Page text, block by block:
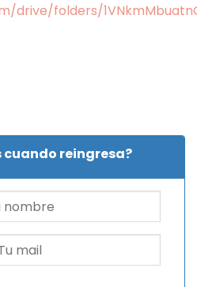
folders/
cuando reingresa?